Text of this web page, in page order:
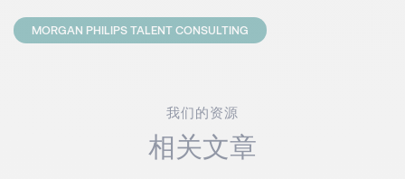
MORGAN PHILIPS TALENT CONSULTING
我们的资源
相关文章